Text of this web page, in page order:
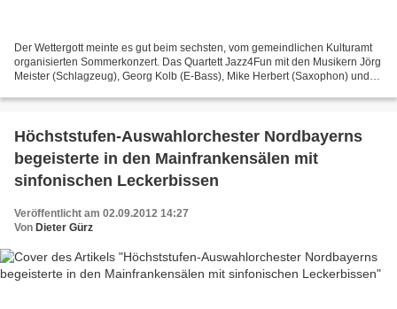
Der Wettergott meinte es gut beim sechsten, vom gemeindlichen Kulturamt
organisierten Sommerkonzert. Das Quartett Jazz4Fun mit den Musikern Jörg
Meister (Schlagzeug), Georg Kolb (E-Bass), Mike Herbert (Saxophon) und
Höchststufen-Auswahlorchester Nordbayerns
begeisterte in den Mainfrankensälen mit
sinfonischen Leckerbissen
Veröffentlicht am 02.09.2012 14:27
Von Dieter Gürz